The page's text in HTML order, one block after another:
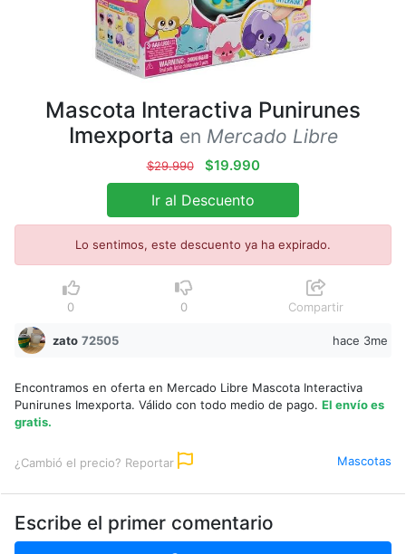
Mascota Interactiva Punirunes
Imexporta en Mercado Libre
$29.990 $19.990
Ir al Descuento
Lo sentimos, este descuento ya ha expirado.
0 0 Compartir
zato 72505 hace 3me
Encontramos en oferta en Mercado Libre Mascota Interactiva
Punirunes Imexporta. Válido con todo medio de pago. El envío es
gratis.
¿Cambió el precio? Reportar Mascotas
Escribe el primer comentario